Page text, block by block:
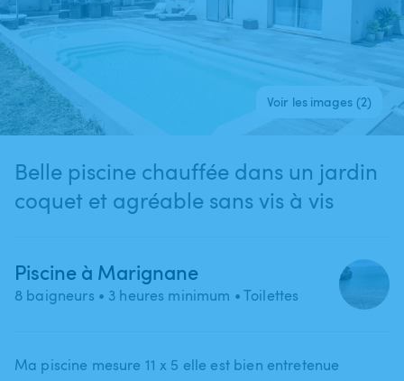
Voir les images (2)
Belle piscine chauffée dans un jardin
coquet et agréable sans vis à vis
Piscine à Marignane
8 baigneurs • 3 heures minimum • Toilettes
Ma piscine mesure 11 x 5 elle est bien entretenue